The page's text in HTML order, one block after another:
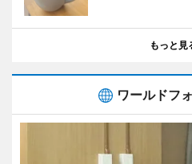
もっと見
ワールドフ